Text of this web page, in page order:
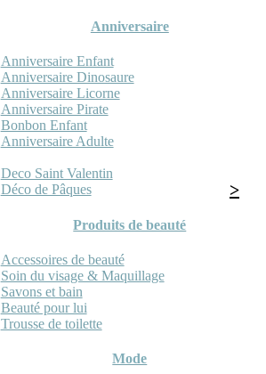
Anniversaire
Anniversaire Enfant
Anniversaire Dinosaure
Anniversaire Licorne
Anniversaire Pirate
Bonbon Enfant
Anniversaire Adulte
Deco Saint Valentin
Déco de Pâques
Produits de beauté
Accessoires de beauté
Soin du visage & Maquillage
Savons et bain
Beauté pour lui
Trousse de toilette
Mode